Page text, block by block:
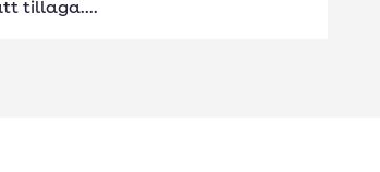
tillaga....